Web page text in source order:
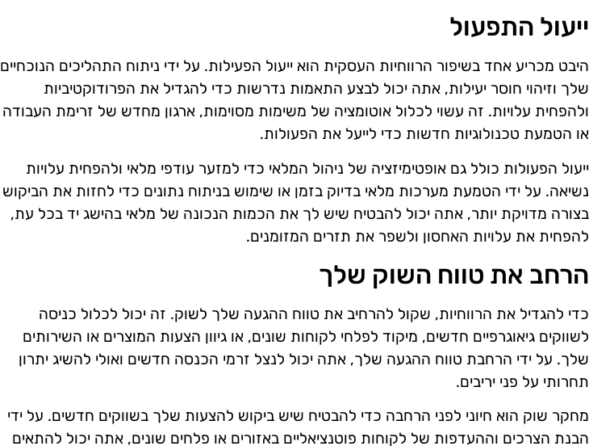
ייעול התפעול
היבט מכריע אחד בשיפור הרווחיות העסקית הוא ייעול הפעילות. על ידי ניתוח התהליכים הנוכחיים
שלך וזיהוי חוסר יעילות, אתה יכול לבצע התאמות נדרשות כדי להגדיל את הפרודוקטיביות
ולהפחית עלויות. זה עשוי לכלול אוטומציה של משימות מסוימות, ארגון מחדש של זרימת העבודה
או הטמעת טכנולוגיות חדשות כדי לייעל את הפעולות.
ייעול הפעולות כולל גם אופטימיזציה של ניהול המלאי כדי למזער עודפי מלאי ולהפחית עלויות
נשיאה. על ידי הטמעת מערכות מלאי בדיוק בזמן או שימוש בניתוח נתונים כדי לחזות את הביקוש
בצורה מדויקת יותר, אתה יכול להבטיח שיש לך את הכמות הנכונה של מלאי בהישג יד בכל עת,
להפחית את עלויות האחסון ולשפר את תזרים המזומנים.
הרחב את טווח השוק שלך
כדי להגדיל את הרווחיות, שקול להרחיב את טווח ההגעה שלך לשוק. זה יכול לכלול כניסה
לשווקים גיאוגרפיים חדשים, מיקוד לפלחי לקוחות שונים, או גיוון הצעות המוצרים או השירותים
שלך. על ידי הרחבת טווח ההגעה שלך, אתה יכול לנצל זרמי הכנסה חדשים ואולי להשיג יתרון
תחרותי על פני יריבים.
מחקר שוק הוא חיוני לפני הרחבה כדי להבטיח שיש ביקוש להצעות שלך בשווקים חדשים. על ידי
הבנת הצרכים וההעדפות של לקוחות פוטנציאליים באזורים או פלחים שונים, אתה יכול להתאים